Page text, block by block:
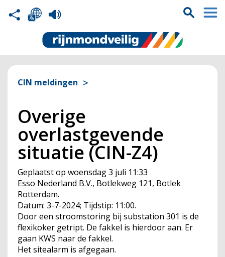
CIN meldingen
Overige
overlastgevende
situatie (CIN-Z4)
Geplaatst op woensdag 3 juli 11:33
Esso Nederland B.V., Botlekweg 121, Botlek
Rotterdam.
Datum: 3-7-2024; Tijdstip: 11:00.
Door een stroomstoring bij substation 301 is de
flexikoker getript. De fakkel is hierdoor aan. Er
gaan KWS naar de fakkel.
Het sitealarm is afgegaan.